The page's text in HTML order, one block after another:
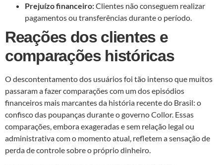
Prejuízo financeiro:Clientes não conseguem realizar
pagamentos ou transferências durante o período.
Reações dos clientes e
comparações históricas
O descontentamento dos usuários foi tão intenso que muitos
passaram a fazer comparações com um dos episódios
financeiros mais marcantes da história recente do Brasil: o
confisco das poupanças durante o governo Collor. Essas
comparações, embora exageradas e sem relação legal ou
administrativa com o momento atual, refletem a sensação de
perda de controle sobre o próprio dinheiro.